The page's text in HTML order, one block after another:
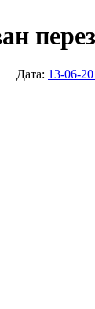
Дата: 13-06-